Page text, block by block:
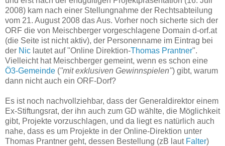
2008) kam nach einer Stellungnahme der Rechtsabteilung
vom 21. August 2008 das Aus. Vorher noch sicherte sich der
ORF die von Meischberger vorgeschlagene Domain d-orf.at
(die Seite ist nicht aktiv), der Personenname im Eintrag bei
der Nic lautet auf "Online Direktion-Thomas Prantner".
Vielleicht hat Meischberger gemeint, wenn es schon eine
Ö3-Gemeinde ("mit exklusiven Gewinnspielen") gibt, warum
dann nicht auch ein ORF-Dorf?
Es ist noch nachvollziehbar, dass der Generaldirektor einem
Ex-Stiftungsrat, der ihn auch zum GD wählte, die Möglichkeit
gibt, Projekte vorzuschlagen, und da liegt es natürlich auch
nahe, dass es um Projekte in der Online-Direktion unter
Thomas Prantner geht, dessen Bestellung (zB laut Falter)